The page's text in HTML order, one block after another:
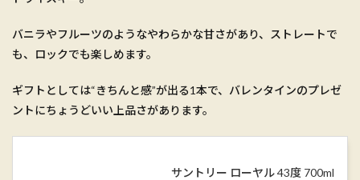
バニラやフルーツのようなやわらかな甘さがあり、ストレートで
も、ロックでも楽しめます。
ギフトとしては“きちんと感”が出る1本で、バレンタインのプレゼ
ントにちょうどいい上品さがあります。
サントリー ローヤル 43度 700ml